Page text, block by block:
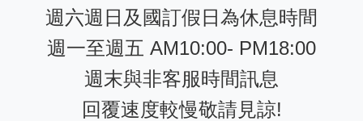
週六週日及國訂假日為休息時間
週一至週五 AM10:00- PM18:00
週末與非客服時間訊息
回覆速度較慢敬請見諒!